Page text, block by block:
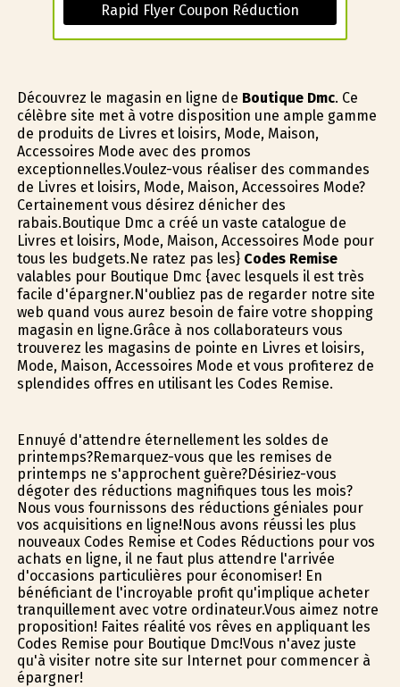
Rapid Flyer Coupon Réduction
Découvrez le magasin en ligne de Boutique Dmc. Ce
célèbre site met à votre disposition une ample gamme
de produits de Livres et loisirs, Mode, Maison,
Accessoires Mode avec des promos
exceptionnelles.Voulez-vous réaliser des commandes
de Livres et loisirs, Mode, Maison, Accessoires Mode?
Certainement vous désirez dénicher des
rabais.Boutique Dmc a créé un vaste catalogue de
Livres et loisirs, Mode, Maison, Accessoires Mode pour
tous les budgets.Ne ratez pas les} Codes Remise
valables pour Boutique Dmc {avec lesquels il est très
facile d'épargner.N'oubliez pas de regarder notre site
web quand vous aurez besoin de faire votre shopping
magasin en ligne.Grâce à nos collaborateurs vous
trouverez les magasins de pointe en Livres et loisirs,
Mode, Maison, Accessoires Mode et vous profiterez de
splendides offres en utilisant les Codes Remise.
Ennuyé d'attendre éternellement les soldes de
printemps?Remarquez-vous que les remises de
printemps ne s'approchent guère?Désiriez-vous
dégoter des réductions magnifiques tous les mois?
Nous vous fournissons des réductions géniales pour
vos acquisitions en ligne!Nous avons réussi les plus
nouveaux Codes Remise et Codes Réductions pour vos
achats en ligne, il ne faut plus attendre l'arrivée
d'occasions particulières pour économiser! En
bénéficiant de l'incroyable profit qu'implique acheter
tranquillement avec votre ordinateur.Vous aimez notre
proposition! Faites réalité vos rêves en appliquant les
Codes Remise pour Boutique Dmc!Vous n'avez juste
qu'à visiter notre site sur Internet pour commencer à
épargner!